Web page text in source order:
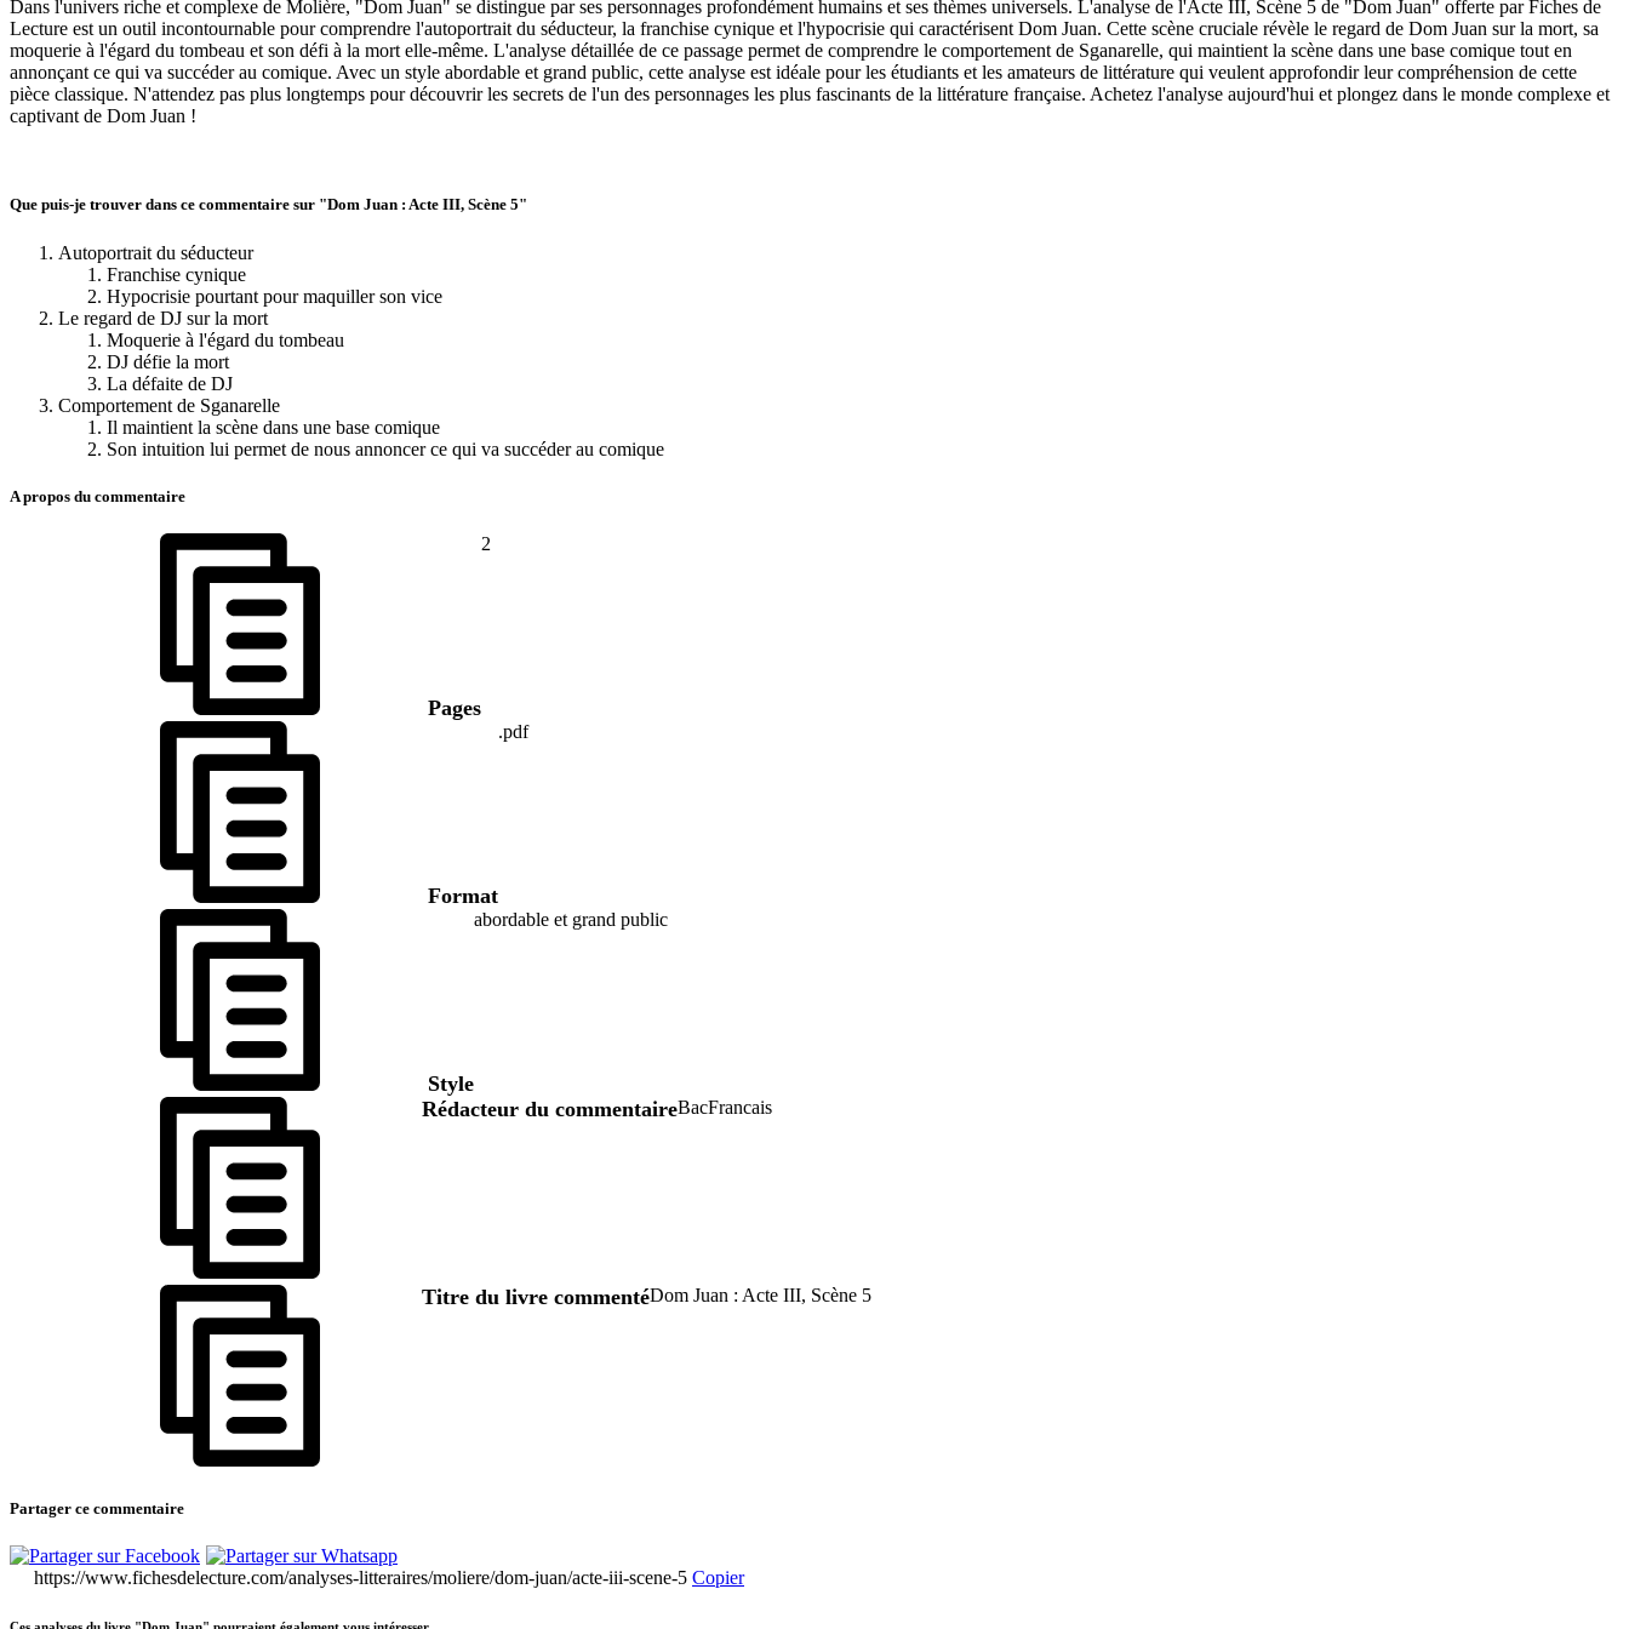
Dans l'univers riche et complexe de Molière, "Dom Juan" se distingue par ses personnages profondément humains et ses thèmes universels. L'analyse de l'Acte III, Scène 5 de "Dom Juan" offerte par Fiches de
Lecture est un outil incontournable pour comprendre l'autoportrait du séducteur, la franchise cynique et l'hypocrisie qui caractérisent Dom Juan. Cette scène cruciale révèle le regard de Dom Juan sur la mort, sa
moquerie à l'égard du tombeau et son défi à la mort elle-même. L'analyse détaillée de ce passage permet de comprendre le comportement de Sganarelle, qui maintient la scène dans une base comique tout en
annonçant ce qui va succéder au comique. Avec un style abordable et grand public, cette analyse est idéale pour les étudiants et les amateurs de littérature qui veulent approfondir leur compréhension de cette
pièce classique. N'attendez pas plus longtemps pour découvrir les secrets de l'un des personnages les plus fascinants de la littérature française. Achetez l'analyse aujourd'hui et plongez dans le monde complexe et
captivant de Dom Juan !
Que puis-je trouver dans ce commentaire sur "Dom Juan : Acte III, Scène 5"
Autoportrait du séducteur
Franchise cynique
Hypocrisie pourtant pour maquiller son vice
Le regard de DJ sur la mort
Moquerie à l'égard du tombeau
DJ défie la mort
La défaite de DJ
Comportement de Sganarelle
Il maintient la scène dans une base comique
Son intuition lui permet de nous annoncer ce qui va succéder au comique
A propos du commentaire
Pages
2
Format
.pdf
Style
abordable et grand public
Rédacteur du commentaireBacFrancais
Titre du livre commentéDom Juan : Acte III, Scène 5
Partager ce commentaire
https://www.fichesdelecture.com/analyses-litteraires/moliere/dom-juan/acte-iii-scene-5 Copier